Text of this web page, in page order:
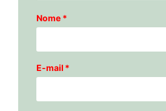
Nome *
E-mail *